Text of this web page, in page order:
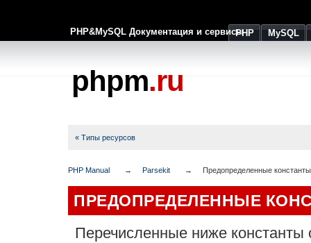
PHP&MySQL Документация и сервисыPHP MySQL
phpm.ru
« Типы ресурсов
PHP Manual Parsekit Предопределенные константы
ПРЕДОПРЕДЕЛЕННЫЕ
Перечисленные ниже